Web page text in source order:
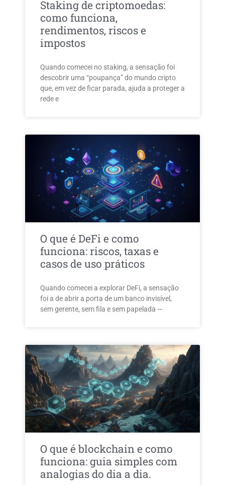
Staking de criptomoedas:
como funciona,
rendimentos, riscos e
impostos
Quando comecei no staking, a sensação foi
descobrir uma “poupança” do mundo cripto
que, em vez de ficar parada, ajuda a proteger a
rede e
O que é DeFi e como
funciona: riscos, taxas e
casos de uso práticos
Quando comecei a explorar DeFi, a sensação
foi a de abrir a porta de um banco invisível,
sem gerente, sem fila e sem papelada —
O que é blockchain e como
funciona: guia simples com
analogias do dia a dia.